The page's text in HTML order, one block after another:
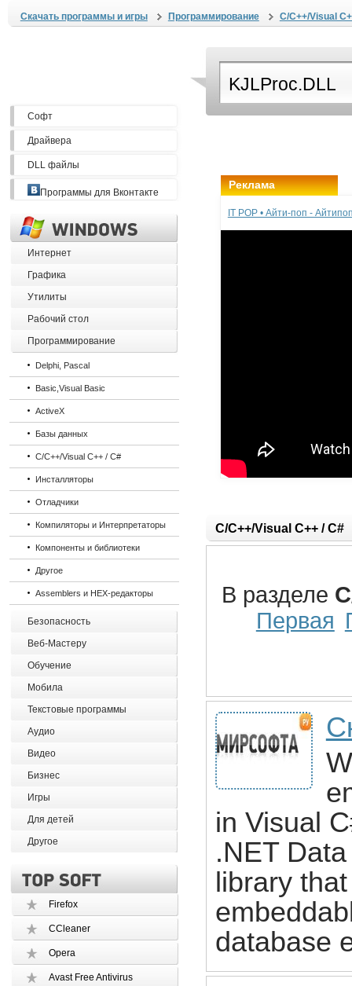
Скачать программы и игры Программирование C/C++/Visual
Софт
Драйвера
DLL файлы
Программы для Вконтакте
Интернет
Графика
Утилиты
Рабочий стол
Программирование
Delphi, Pascal
Basic,Visual Basic
ActiveX
Базы данных
C/C++/Visual C++ / C#
Инсталляторы
Отладчики
Компиляторы и Интерпретаторы
Компоненты и библиотеки
Другое
Assemblers и HEX-редакторы
Безопасность
Веб-Мастеру
Обучение
Мобила
Текстовые программы
Аудио
Видео
Бизнес
Игры
Для детей
Другое
Firefox
CCleaner
Opera
Avast Free Antivirus
Реклама
IT POP • Айти-поп -
C/C++/Visual C++ / C#
В разделе
Первая
in Visual
.NET
library
database